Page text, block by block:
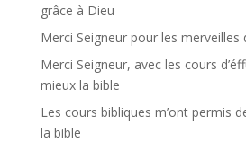
grâce à Dieu
Merci Seigneur pour les merveilles
Merci Seigneur, avec les cours
mieux la bible
Les cours bibliques m’ont permis
la bible